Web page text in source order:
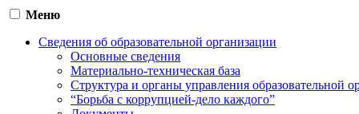
Меню
Сведения об образовательной организации
Основные сведения
Материально-техническая база
Структура и органы управления образовательной
“Борьба с коррупцией-дело каждого”